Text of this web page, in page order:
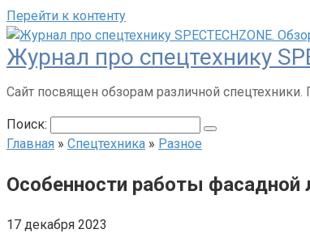
Перейти к контенту
Журнал про спецтехнику
Сайт посвящен обзорам различной
Поиск:
Главная » Спецтехника » Разное
Особенности работы фасадной
17 декабря 2023